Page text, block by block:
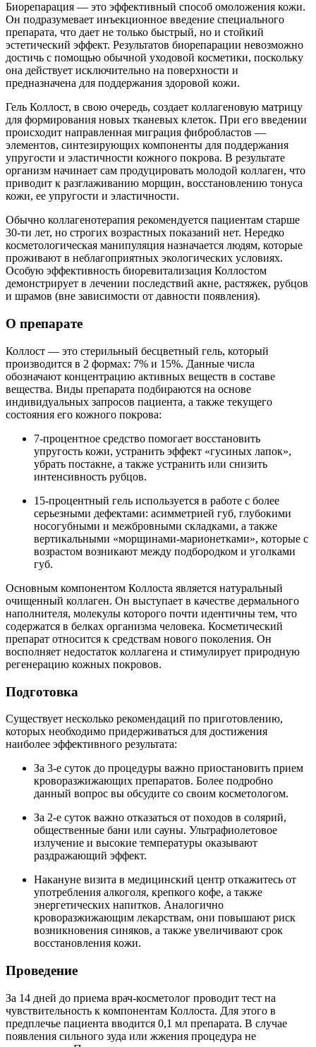
Биорепарация — это эффективный способ омоложения кожи.
Он подразумевает инъекционное введение специального
препарата, что дает не только быстрый, но и стойкий
эстетический эффект. Результатов биорепарации невозможно
достичь с помощью обычной уходовой косметики, поскольку
она действует исключительно на поверхности и
предназначена для поддержания здоровой кожи.
Гель Коллост, в свою очередь, создает коллагеновую матрицу
для формирования новых тканевых клеток. При его введении
происходит направленная миграция фибробластов —
элементов, синтезирующих компоненты для поддержания
упругости и эластичности кожного покрова. В результате
организм начинает сам продуцировать молодой коллаген, что
приводит к разглаживанию морщин, восстановлению тонуса
кожи, ее упругости и эластичности.
Обычно коллагенотерапия рекомендуется пациентам старше
30-ти лет, но строгих возрастных показаний нет. Нередко
косметологическая манипуляция назначается людям, которые
проживают в неблагоприятных экологических условиях.
Особую эффективность биоревитализация Коллостом
демонстрирует в лечении последствий акне, растяжек, рубцов
и шрамов (вне зависимости от давности появления).
О препарате
Коллост — это стерильный бесцветный гель, который
производится в 2 формах: 7% и 15%. Данные числа
обозначают концентрацию активных веществ в составе
вещества. Виды препарата подбираются на основе
индивидуальных запросов пациента, а также текущего
состояния его кожного покрова:
7-процентное средство помогает восстановить
упругость кожи, устранить эффект «гусиных лапок»,
убрать постакне, а также устранить или снизить
интенсивность рубцов.
15-процентный гель используется в работе с более
серьезными дефектами: асимметрией губ, глубокими
носогубными и межбровными складками, а также
вертикальными «морщинами-марионетками», которые с
возрастом возникают между подбородком и уголками
губ.
Основным компонентом Коллоста является натуральный
очищенный коллаген. Он выступает в качестве дермального
наполнителя, молекулы которого почти идентичны тем, что
содержатся в белках организма человека. Косметический
препарат относится к средствам нового поколения. Он
восполняет недостаток коллагена и стимулирует природную
регенерацию кожных покровов.
Подготовка
Существует несколько рекомендаций по приготовлению,
которых необходимо придерживаться для достижения
наиболее эффективного результата:
За 3-е суток до процедуры важно приостановить прием
кроворазжижающих препаратов. Более подробно
данный вопрос вы обсудите со своим косметологом.
За 2-е суток важно отказаться от походов в солярий,
общественные бани или сауны. Ультрафиолетовое
излучение и высокие температуры оказывают
раздражающий эффект.
Накануне визита в медицинский центр откажитесь от
употребления алкоголя, крепкого кофе, а также
энергетических напитков. Аналогично
кроворазжижающим лекарствам, они повышают риск
возникновения синяков, а также увеличивают срок
восстановления кожи.
Проведение
За 14 дней до приема врач-косметолог проводит тест на
чувствительность к компонентам Коллоста. Для этого в
предплечье пациента вводится 0,1 мл препарата. В случае
появления сильного зуда или жжения процедура не